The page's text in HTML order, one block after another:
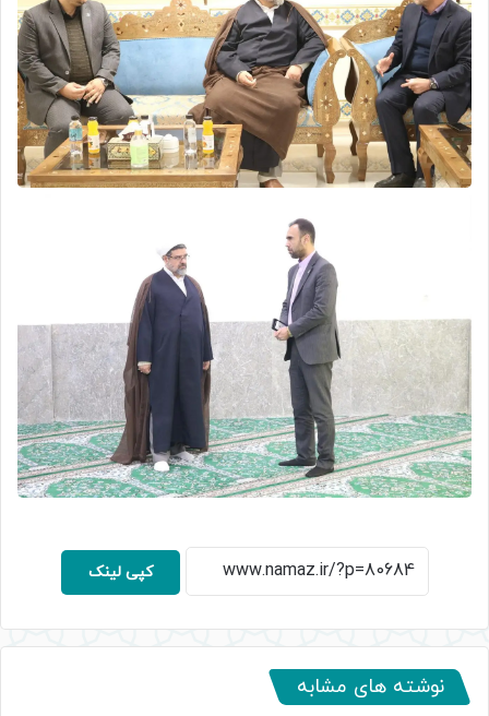
کپی لینک
نوشته های مشابه